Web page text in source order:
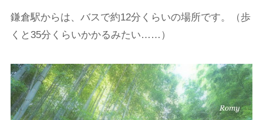
鎌倉駅からは、バスで約12分くらいの場所です。（歩
くと35分くらいかかるみたい……）